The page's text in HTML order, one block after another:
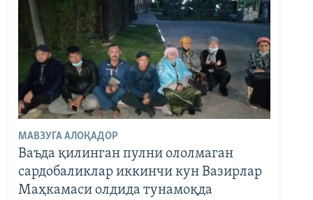
МАВЗУГА АЛОҚАДОР
Ваъда қилинган пулни ололмаган
сардобаликлар иккинчи кун Вазирлар
Маҳкамаси олдида тунамоқда